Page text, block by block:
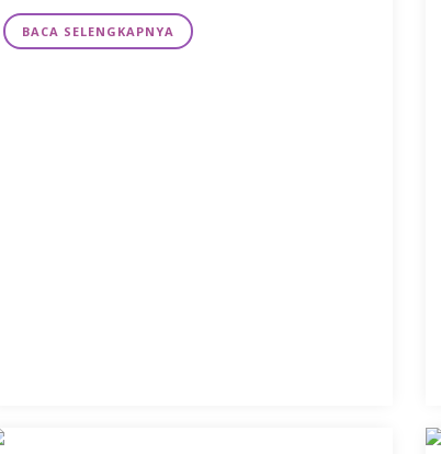
BACA SELENGKAPNYA